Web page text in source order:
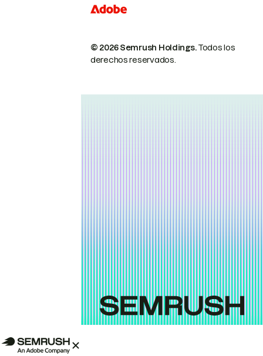
© 2026 Semrush Holdings.Todos los
derechos reservados.